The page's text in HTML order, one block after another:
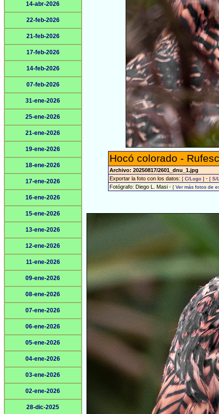
14-abr-2026
22-feb-2026
21-feb-2026
17-feb-2026
14-feb-2026
07-feb-2026
31-ene-2026
25-ene-2026
21-ene-2026
19-ene-2026
18-ene-2026
17-ene-2026
16-ene-2026
15-ene-2026
13-ene-2026
12-ene-2026
11-ene-2026
09-ene-2026
08-ene-2026
07-ene-2026
06-ene-2026
05-ene-2026
04-ene-2026
03-ene-2026
02-ene-2026
28-dic-2025
Hocó colorado -
Archivo: 20250817/2601_dnu_1.jpg
Exportar la foto con los datos: [ C/Logo ] - [ S/
Fotógrafo: Diego L. Masi - [ Ver más fotos de